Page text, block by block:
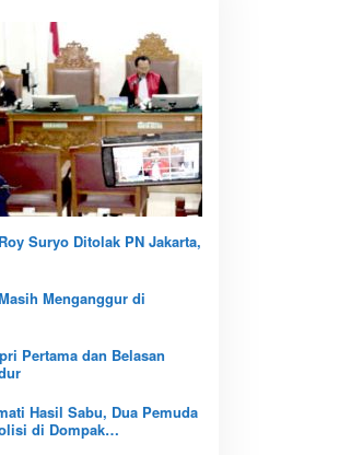
Suryo Ditolak PN Jakarta,
Menganggur di
Pertama dan Belasan
Hasil Sabu, Dua Pemuda
di Dompak